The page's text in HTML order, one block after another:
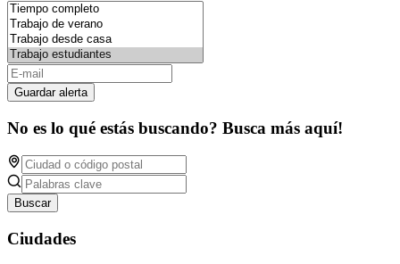
Guardar alerta
No es lo qué estás buscando? Busca más aquí!
Buscar
Ciudades